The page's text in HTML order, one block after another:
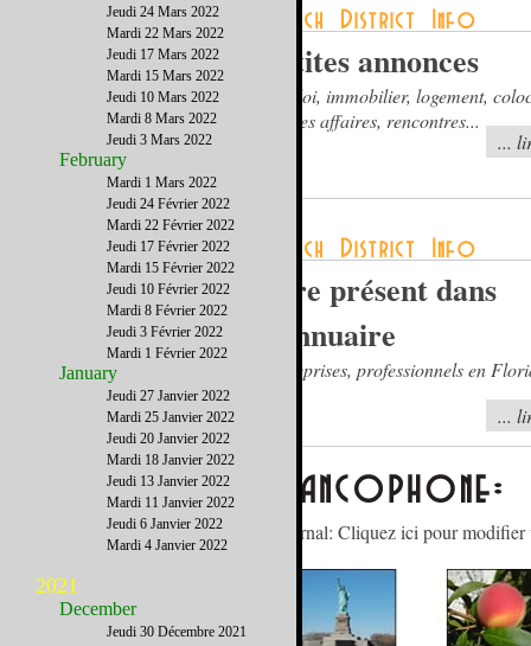
Petites annonces
Emploi, immobilier, logement,
bonnes affaires, rencontres...
...
Etre présent dans
l'annuaire
Entreprises, professionnels en
...
Gérez votre abonnement à notre journal: Cliquez ici pour modifier
Jeudi 24 Mars 2022
Mardi 22 Mars 2022
Jeudi 17 Mars 2022
Mardi 15 Mars 2022
Jeudi 10 Mars 2022
Mardi 8 Mars 2022
Jeudi 3 Mars 2022
February
Mardi 1 Mars 2022
Jeudi 24 Février 2022
Mardi 22 Février 2022
Jeudi 17 Février 2022
Mardi 15 Février 2022
Jeudi 10 Février 2022
Mardi 8 Février 2022
Jeudi 3 Février 2022
Mardi 1 Février 2022
January
Jeudi 27 Janvier 2022
Mardi 25 Janvier 2022
Jeudi 20 Janvier 2022
Mardi 18 Janvier 2022
Jeudi 13 Janvier 2022
Mardi 11 Janvier 2022
Jeudi 6 Janvier 2022
Mardi 4 Janvier 2022
2021
December
Jeudi 30 Décembre 2021